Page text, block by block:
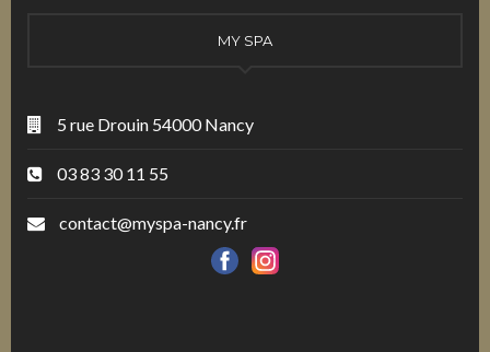
MY SPA
5 rue Drouin 54000 Nancy
03 83 30 11 55
contact@myspa-nancy.fr